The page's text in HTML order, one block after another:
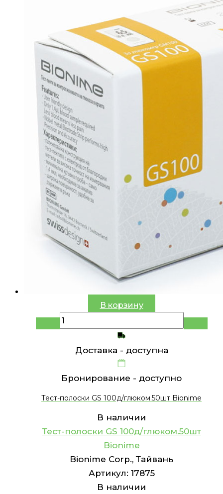
В корзину
Доставка - доступна
Бронирование - доступно
Тест-полоски GS 100д/глюком.50шт Bionime
В наличии
Тест-полоски GS 100д/глюком.50шт
Bionime
Bionime Corp., Тайвань
Артикул: 17875
В наличии